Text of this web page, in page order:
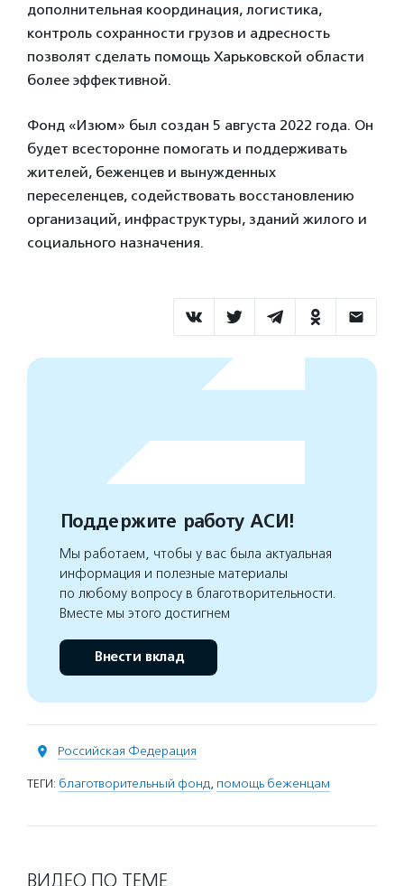
дополнительная координация, логистика,
контроль сохранности грузов и адресность
позволят сделать помощь Харьковской области
более эффективной.
Фонд «Изюм» был создан 5 августа 2022 года. Он
будет всесторонне помогать и поддерживать
жителей, беженцев и вынужденных
переселенцев, содействовать восстановлению
организаций, инфраструктуры, зданий жилого и
социального назначения.
Поддержите работу АСИ!
Мы работаем, чтобы у вас была актуальная
информация и полезные материалы
по любому вопросу в благотворительности.
Вместе мы этого достигнем
Внести вклад
Российская Федерация
ТЕГИ: благотворительный фонд, помощь беженцам
ВИДЕО ПО ТЕМЕ